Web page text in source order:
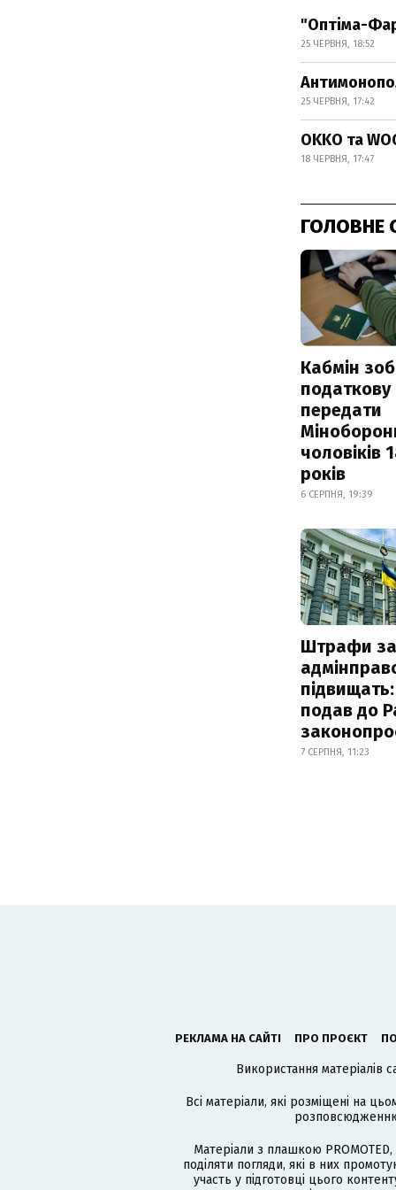
"Оптіма-
25 ЧЕРВНЯ, 18:52
25 ЧЕРВНЯ, 17:42
OKKO та
18 ЧЕРВНЯ, 17:47
ГОЛОВНЕ
Кабмін
податкову
передати
чоловіків
років
6 СЕРПНЯ, 19:39
Штрафи за
подав до
7 СЕРПНЯ, 11:23
РЕКЛАМА НА САЙТІ ПРО ПРОЄКТ
Використання матеріалів
Всі матеріали, які розміщені на
розповсюдженню
Матеріали з плашкою
поділяти погляди, які в них
участь у підготовці цього